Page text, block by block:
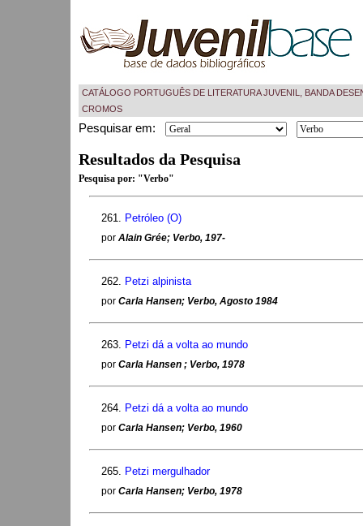
CATÁLOGO PORTUGUÊS DE LITERATURA JUVENIL, BANDA
CROMOS
Pesquisar em:
Resultados da Pesquisa
Pesquisa por: "Verbo"
261. Petróleo (O)
por Alain Grée; Verbo, 197-
262. Petzi alpinista
por Carla Hansen; Verbo, Agosto 1984
263. Petzi dá a volta ao mundo
por Carla Hansen ; Verbo, 1978
264. Petzi dá a volta ao mundo
por Carla Hansen; Verbo, 1960
265. Petzi mergulhador
por Carla Hansen; Verbo, 1978